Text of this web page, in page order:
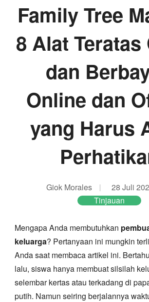
Family Tree
8 Alat
dan
Online dan
yang Harus
Giok Morales
28 Juli
Tinjauan
Mengapa Anda membutuhkan
keluarga? Pertanyaan ini mungkin
Anda saat membaca artikel ini.
lalu, siswa hanya membuat silsilah
selembar kertas atau terkadang di
putih. Namun seiring berjalannya